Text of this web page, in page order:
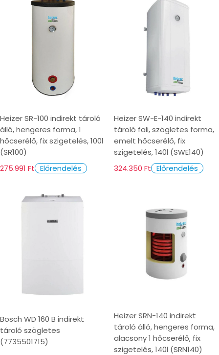
Heizer SR-100 indirekt tároló
álló, hengeres forma, 1
hőcserélő, fix szigetelés, 100l
(SR100)
275.991 Ft Előrendelés
Heizer SW-E-140 indirekt
tároló fali, szögletes forma,
emelt hőcserélő, fix
szigetelés, 140l (SWE140)
324.350 Ft Előrendelés
Bosch WD 160 B indirekt
tároló szögletes
(7735501715)
Heizer SRN-140 indirekt
tároló álló, hengeres forma,
alacsony 1 hőcserélő, fix
szigetelés, 140l (SRN140)